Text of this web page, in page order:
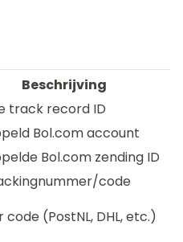
Beschrijving
track record ID
Bol.com account
Bol.com zending ID
code
code (PostNL, DHL, etc.)